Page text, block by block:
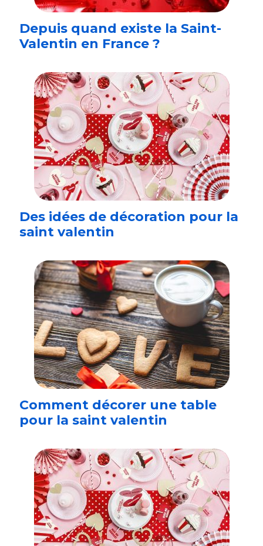
Depuis quand existe la Saint-
Valentin en France ?
Des idées de décoration pour la
saint valentin
Comment décorer une table
pour la saint valentin